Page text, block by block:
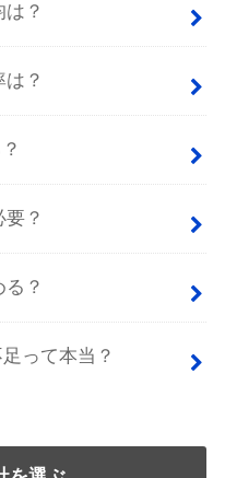
？
？
？
？
って本当？